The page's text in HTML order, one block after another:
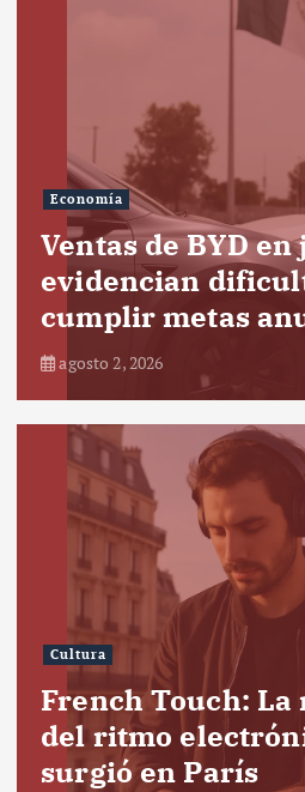
Economía
Ventas de BYD
evidencian
cumplir metas
agosto 2, 2026
Cultura
French Touch:
del ritmo
surgió en París